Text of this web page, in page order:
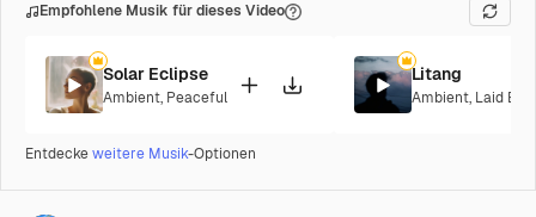
Empfohlene Musik für dieses Video
Solar Eclipse
Ambient, Peaceful
Litang
Ambient, Laid
Entdeckeweitere Musik-Optionen